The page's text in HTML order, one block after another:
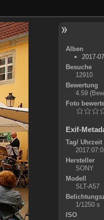
Alben
2017-
Besuche
12910
Bewertung
4.59
Foto
Exif-
Tag/
Hersteller
SONY
Modell
SLT-A57
1/1250 s
ISO